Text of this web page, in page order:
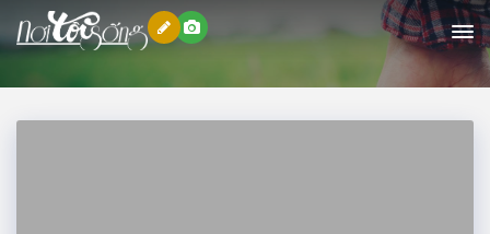
Nơi tôi sống